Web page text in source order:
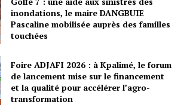
inondations, le maire DANGBUIE
Pascaline mobilisée auprès des familles
touchées
Foire ADJAFI 2026 : à Kpalimé, le forum
de lancement mise sur le financement
et la qualité pour accélérer l’agro-
transformation